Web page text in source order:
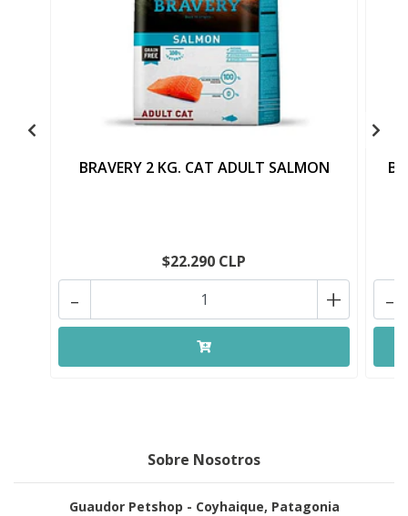
BRAVERY 2 KG. CAT ADULT SALMON
$22.290 CLP
+
- -
Sobre Nosotros
Guaudor Petshop - Coyhaique, Patagonia